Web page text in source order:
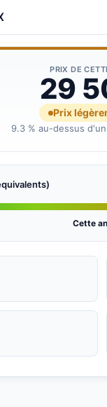
PRIX DE
29
Prix
9.3 % au-dessus
Cette